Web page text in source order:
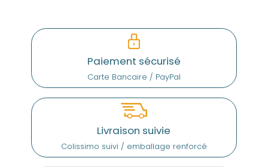
Paiement sécurisé
Carte Bancaire / PayPal
Livraison suivie
Colissimo suivi / emballage renforcé